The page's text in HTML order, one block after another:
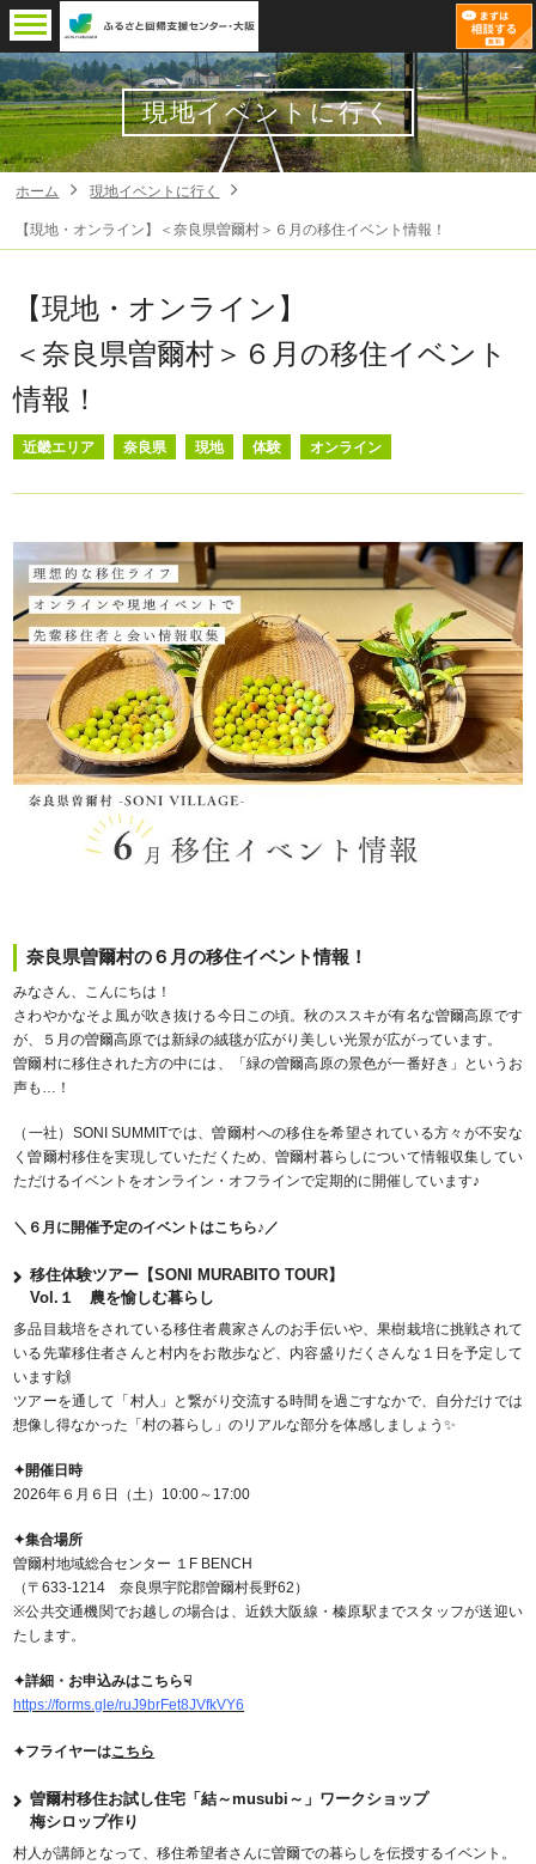
現地イベントに行く
ホーム 現地イベントに行く
【現地・オンライン】＜奈良県曽爾村＞６月の移住イベント情報！
【現地・オンライン】
＜奈良県曽爾村＞６月の移住イベント
情報！
近畿エリア 奈良県 現地 体験 オンライン
奈良県曽爾村の６月の移住イベント情報！
みなさん、こんにちは！
さわやかなそよ風が吹き抜ける今日この頃。秋のススキが有名な曽爾高原です
が、５月の曽爾高原では新緑の絨毯が広がり美しい光景が広がっています。
曽爾村に移住された方の中には、「緑の曽爾高原の景色が一番好き」というお
声も…！
（一社）SONI SUMMITでは、曽爾村への移住を希望されている方々が不安な
く曽爾村移住を実現していただくため、曽爾村暮らしについて情報収集してい
ただけるイベントをオンライン・オフラインで定期的に開催しています♪
＼６月に開催予定のイベントはこちら♪／
移住体験ツアー【SONI MURABITO TOUR】
Vol.１ 農を愉しむ暮らし
多品目栽培をされている移住者農家さんのお手伝いや、果樹栽培に挑戦されて
いる先輩移住者さんと村内をお散歩など、内容盛りだくさんな１日を予定して
います🙌
ツアーを通して「村人」と繋がり交流する時間を過ごすなかで、自分だけでは
想像し得なかった「村の暮らし」のリアルな部分を体感しましょう✨
✦開催日時
2026年６月６日（土）10:00～17:00
✦集合場所
曽爾村地域総合センター １F BENCH
（〒633-1214 奈良県宇陀郡曽爾村長野62）
※公共交通機関でお越しの場合は、近鉄大阪線・榛原駅までスタッフが送迎い
たします。
✦詳細・お申込みはこちら☟
https://forms.gle/ruJ9brFet8JVfkVY6
✦フライヤーはこちら
曽爾村移住お試し住宅「結～musubi～」ワークショップ
梅シロップ作り
村人が講師となって、移住希望者さんに曽爾での暮らしを伝授するイベント。